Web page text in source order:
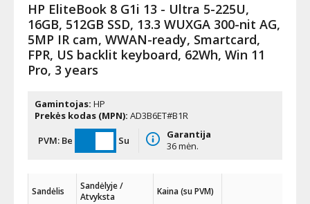
HP EliteBook 8 G1i 13 - Ultra 5-225U,
16GB, 512GB SSD, 13.3 WUXGA 300-nit AG,
5MP IR cam, WWAN-ready, Smartcard,
FPR, US backlit keyboard, 62Wh, Win 11
Pro, 3 years
Gamintojas: HP
Prekės kodas (MPN): AD3B6ET#B1R
PVM: Be Su
Garantija
36 mėn.
Sandėlis
Sandėlyje /
Atvyksta
Kaina (su PVM)